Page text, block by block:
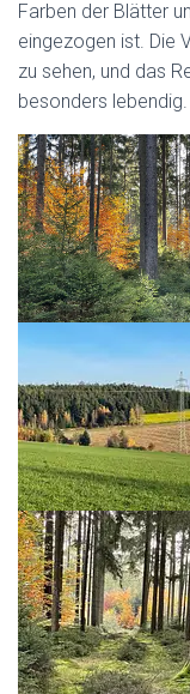
Farben der Blätter
eingezogen ist. Die
zu sehen, und das
besonders lebendig.